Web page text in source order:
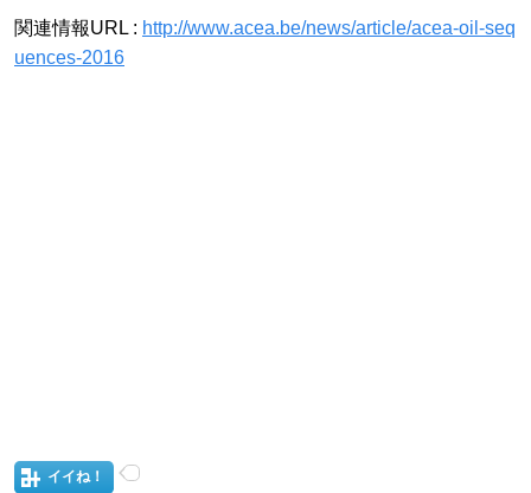
関連情報URL : http://www.acea.be/news/article/acea-oil-seq
uences-2016
イイね！